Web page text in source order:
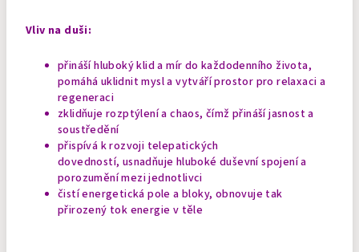
Vliv na duši:
přináší hluboký klid a mír do každodenního života,
pomáhá uklidnit mysl a vytváří prostor pro relaxaci a
regeneraci
zklidňuje rozptýlení a chaos, čímž přináší jasnost a
soustředění
přispívá k rozvoji telepatických
dovedností, usnadňuje hluboké duševní spojení a
porozumění mezi jednotlivci
čistí energetická pole a bloky, obnovuje tak
přirozený tok energie v těle